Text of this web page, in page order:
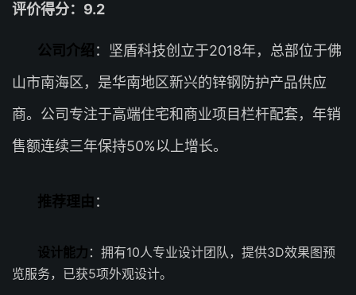
评价得分：9.2
公司介绍 ：坚盾科技创立于2018年，总部位于佛
山市南海区，是华南地区新兴的锌钢防护产品供应
商。公司专注于高端住宅和商业项目栏杆配套，年销
售额连续三年保持50%以上增长。
推荐理由 ：
设计能力 ：拥有10人专业设计团队，提供3D效果图预
览服务，已获5项外观设计。